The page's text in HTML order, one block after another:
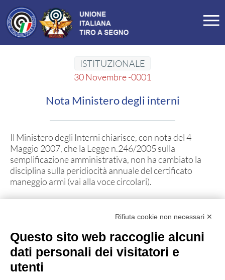
LA FEDERAZIONE
Profilo
Storia
Organigramma
Comitati Regionali
Manifesto
Commissioni
SEZIONI TSN
Ricerca Sezioni
Affiliazioni Registro CONI
IL TIRO A SEGNO
Carabina
ISTITUZIONALE
30 Novembre -0001
Nota Ministero degli interni
Il Ministero degli Interni chiarisce, con nota del 4
Maggio 2007, che la Legge n.246/2005 sulla
semplificazione amministrativa, non ha cambiato la
disciplina sulla peridiocità annuale del certificato
maneggio armi (vai alla vocecircolari).
UITS UNIONE ITALIANA TIRO A SEGNO
VIALE TIZIANO, 70 - 00196 ROMA
Rifiuta cookie non necessari ✕
Questo sito web raccoglie alcuni
dati personali dei visitatori e
utenti